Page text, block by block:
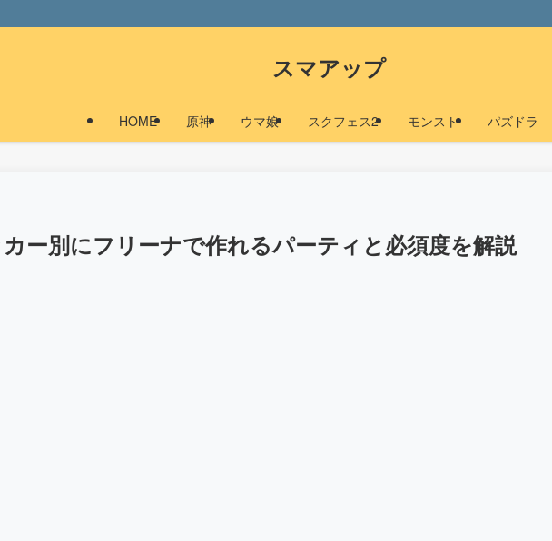
スマアップ
HOME 原神 ウマ娘 スクフェス2 モンスト パズドラ
カー別にフリーナで作れるパーティと必須度を解説